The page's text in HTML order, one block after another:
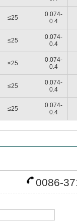
≤25
0.074-
0.4
≤25
0.074-
0.4
≤25
0.074-
0.4
≤25
0.074-
0.4
≤25
0.074-
0.4
0086-